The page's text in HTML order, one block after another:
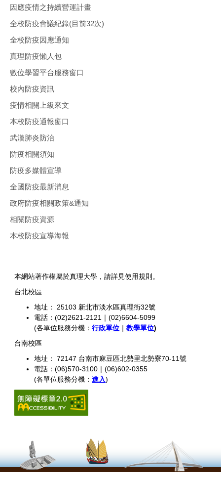
因應疫情之持續營運計畫
全校防疫會議紀錄(目前32次)
全校防疫因應通知
真理防疫懶人包
數位學習平台服務窗口
校內防疫資訊
疫情相關上級來文
本校防疫通報窗口
武漢肺炎防治
防疫相關須知
防疫多媒體宣導
全國防疫最新消息
政府防疫相關政策&通知
相關防疫資源
本校防疫宣導海報
本網站著作權屬於真理大學，請詳見使用規則。
台北校區
地址： 25103 新北市淡水區真理街32號
電話：(02)2621-2121｜(02)6604-5099
(各單位服務分機： 行政單位 ｜ 教學單位)
台南校區
地址： 72147 台南市麻豆區北勢里北勢寮70-11號
電話：(06)570-3100｜(06)602-0355
(各單位服務分機： 進入)